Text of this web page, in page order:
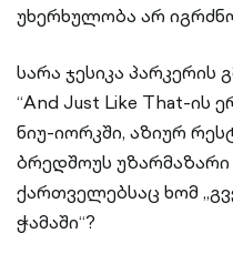
უხერხულობა არ
სარა ჯესიკა პარკერის
“And Just Like That-ის
ნიუ-იორკში, აზიურ
ბრედშოუს უზარმაზარი
ქართველებსაც ხომ
ჭამაში“?